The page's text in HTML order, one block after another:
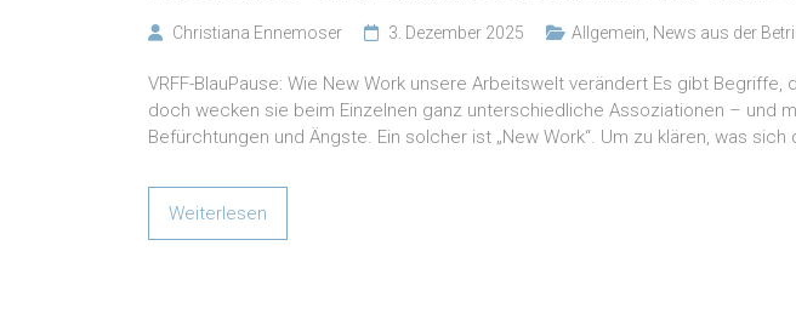
Christiana Ennemoser 3. Dezember 2025 Allgemein News aus der
VRFF-BlauPause: Wie New Work unsere Arbeitswelt verändert Es gibt Begriffe,
doch wecken sie beim Einzelnen ganz unterschiedliche Assoziationen – und
Befürchtungen und Ängste. Ein solcher ist „New Work“. Um zu klären, was
Weiterlesen